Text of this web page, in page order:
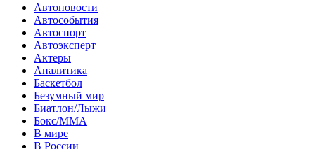
Автоновости
Автособытия
Автоспорт
Автоэксперт
Актеры
Аналитика
Баскетбол
Безумный мир
Биатлон/Лыжи
Бокс/MMA
В мире
В России